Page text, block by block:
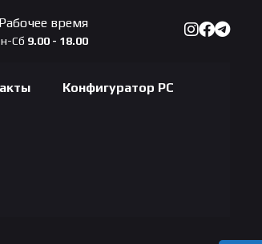
Рабочее время
Сб 9.00 - 18.00
Конфигуратор PC